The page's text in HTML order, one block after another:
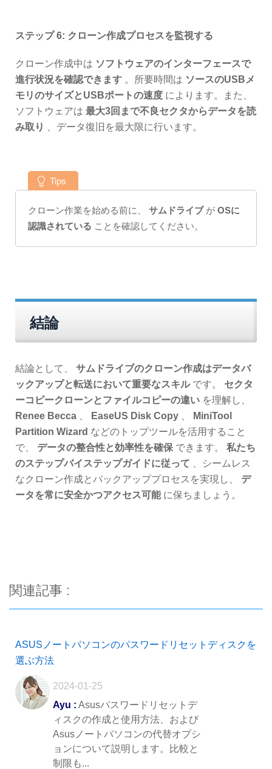
ステップ 6: クローン作成プロセスを監視する
クローン作成中は ソフトウェアのインターフェースで
進行状況を確認できます 。所要時間は ソースのUSBメ
モリのサイズとUSBポートの速度 によります。また、
ソフトウェアは 最大3回まで不良セクタからデータを読
み取り
、データ復旧を最大限に行います。
Tips
クローン作業を始める前に、 サムドライブが OSに
認識されている ことを確認してください。
結論
結論として、 サムドライブのクローン作成はデータバ
ックアップと転送において重要なスキルです。 セクタ
ーコピークローンとファイルコピーの違い を理解し、
Renee Becca
EaseUS Disk Copy
MiniTool
Partition Wizard などのトップツールを活用すること
で、 データの整合性と効率性を確保 できます。 私たち
のステップバイステップガイドに従って 、シームレス
なクローン作成とバックアッププロセスを実現し、 デ
ータを常に安全かつアクセス可能に保ちましょう。
関連記事 :
ASUSノートパソコンのパスワードリセットディスクを
選ぶ方法
2024-01-25
Ayu : Asusパスワードリセットデ
ィスクの作成と使用方法、および
Asusノートパソコンの代替オプシ
ョンについて説明します。比較と
制限も...